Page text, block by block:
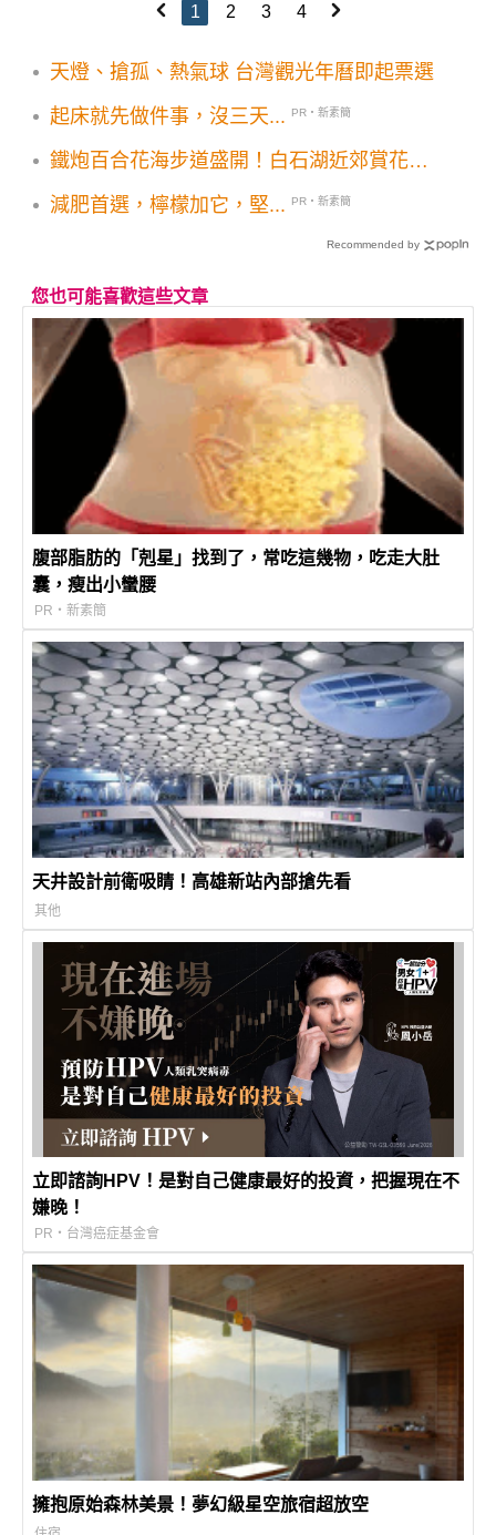
1 2 3 4
天燈、搶孤、熱氣球 台灣觀光年曆即起票選
起床就先做件事，沒三天...
PR・新素簡
鐵炮百合花海步道盛開！白石湖近郊賞花必
減肥首選，檸檬加它，堅...
PR・新素簡
Recommended by
您也可能喜歡這些文章
腹部脂肪的「剋星」找到了，常吃這幾物，吃走大肚
囊，瘦出小蠻腰
PR・新素簡
天井設計前衛吸睛！高雄新站內部搶先看
其他
立即諮詢HPV！是對自己健康最好的投資，把握現在不
嫌晚！
PR・台灣癌症基金會
擁抱原始森林美景！夢幻級星空旅宿超放空